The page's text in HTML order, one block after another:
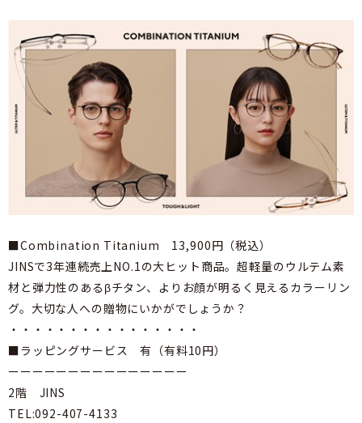
■Combination Titanium 13,900円（税込）
JINSで3年連続売上NO.1の大ヒット商品。超軽量のウルテム素
材と弾力性のあるβチタン、よりお顔が明るく見えるカラーリン
グ。大切な人への贈物にいかがでしょうか？
・・・・・・・・・・・・・・・・
■ラッピングサービス 有（有料10円）
ーーーーーーーーーーーーーーー
2階 JINS
TEL:092-407-4133